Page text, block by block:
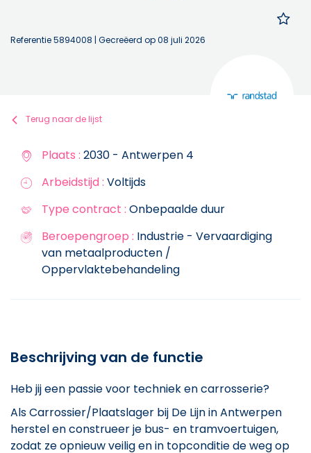
Referentie 5894008 | Gecreëerd op 08 juli 2026
Terug naar de lijst
Plaats : 2030 - Antwerpen 4
Arbeidstijd : Voltijds
Type contract : Onbepaalde duur
Beroepengroep : Industrie - Vervaardiging
van metaalproducten /
Oppervlaktebehandeling
Beschrijving van de functie
Heb jij een passie voor techniek en carrosserie?
Als Carrossier/Plaatslager bij De Lijn in Antwerpen
herstel en construeer je bus- en tramvoertuigen,
zodat ze opnieuw veilig en in topconditie de weg op